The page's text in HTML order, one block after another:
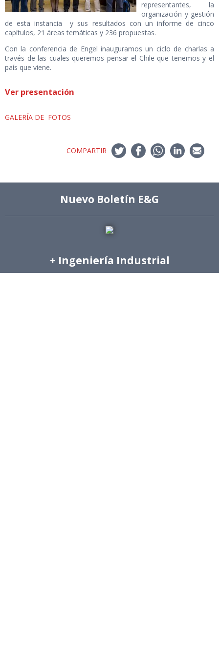
representantes, la
organización y gestión
de esta instancia y sus resultados con un informe de cinco
capítulos, 21 áreas temáticas y 236 propuestas.
Con la conferencia de Engel inauguramos un ciclo de charlas a
través de las cuales queremos pensar el Chile que tenemos y el
país que viene.
Ver presentación
GALERÍA DE FOTOS
COMPARTIR
Nuevo Boletín E&G
+ Ingeniería Industrial